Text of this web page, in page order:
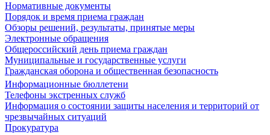
Нормативные документы
Порядок и время приема граждан
Обзоры решений, результаты, принятые меры
Электронные обращения
Общероссийский день приема граждан
Муниципальные и государственные услуги
Гражданская оборона и общественная безопасность
Информационные бюллетени
Телефоны экстренных служб
Информация о состоянии защиты населения и территорий от
чрезвычайных ситуаций
Прокуратура